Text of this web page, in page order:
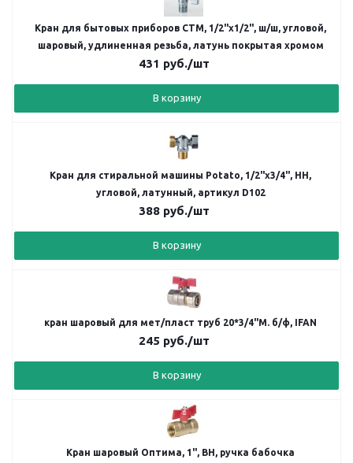
Кран для бытовых приборов СТМ, 1/2"х1/2", ш/ш, угловой,
шаровый, удлиненная резьба, латунь покрытая хромом
431 руб./шт
В корзину
Кран для стиральной машины Potato, 1/2"х3/4", НН,
угловой, латунный, артикул D102
388руб./шт
В корзину
кран шаровый для мет/пласт труб 20*3/4"М. б/ф, IFAN
245 руб./шт
В корзину
Кран шаровый Оптима, 1", ВН, ручка бабочка